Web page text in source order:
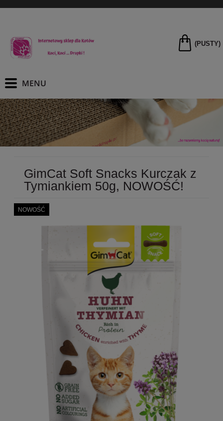
(PUSTY)
GimCat Soft Snacks Kurczak z
Tymiankiem 50g, NOWOŚĆ!
NOWOŚĆ